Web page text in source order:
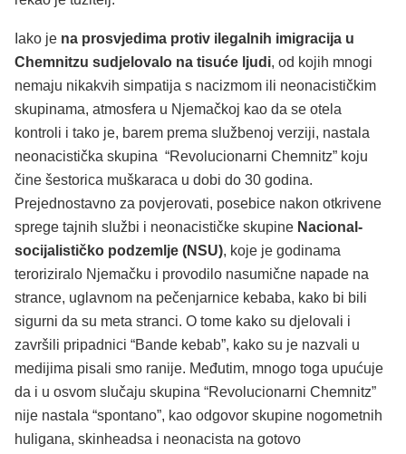
Iako je na prosvjedima protiv ilegalnih imigracija u
Chemnitzu sudjelovalo na tisuće ljudi, od kojih mnogi
nemaju nikakvih simpatija s nacizmom ili neonacističkim
skupinama, atmosfera u Njemačkoj kao da se otela
kontroli i tako je, barem prema službenoj verziji, nastala
neonacistička skupina “Revolucionarni Chemnitz” koju
čine šestorica muškaraca u dobi do 30 godina.
Prejednostavno za povjerovati, posebice nakon otkrivene
sprege tajnih službi i neonacističke skupine Nacional-
socijalističko podzemlje (NSU), koje je godinama
teroriziralo Njemačku i provodilo nasumične napade na
strance, uglavnom na pečenjarnice kebaba, kako bi bili
sigurni da su meta stranci. O tome kako su djelovali i
završili pripadnici “Bande kebab”, kako su je nazvali u
medijima pisali smo ranije. Međutim, mnogo toga upućuje
da i u osvom slučaju skupina “Revolucionarni Chemnitz”
nije nastala “spontano”, kao odgovor skupine nogometnih
huligana, skinheadsa i neonacista na gotovo